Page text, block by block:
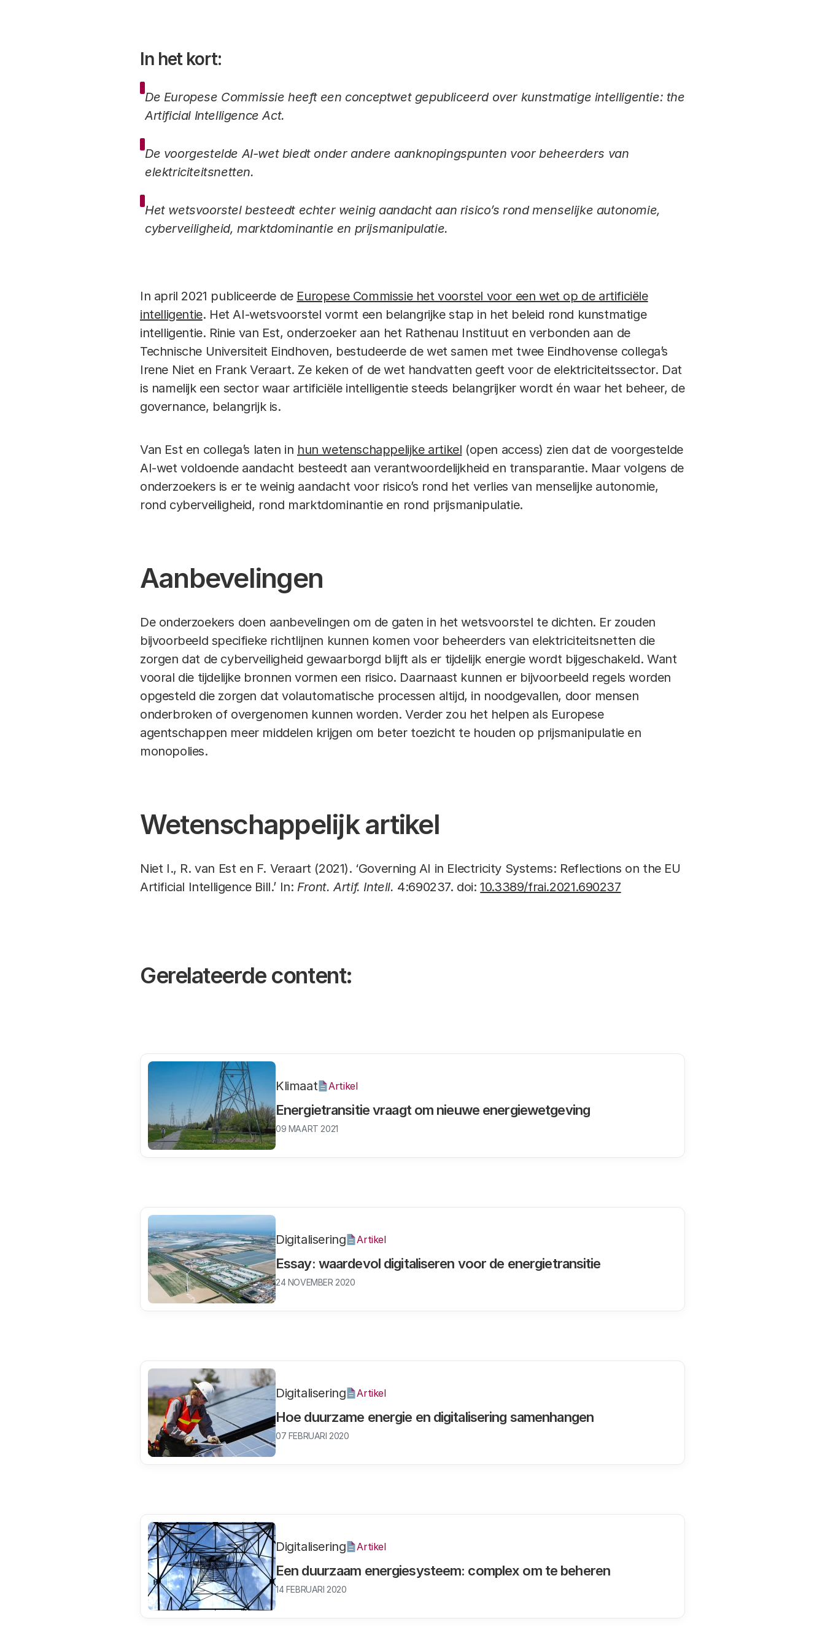
In het kort:
De Europese Commissie heeft een conceptwet gepubliceerd over kunstmatige intelligentie: the
Artificial Intelligence Act.
De voorgestelde AI-wet biedt onder andere aanknopingspunten voor beheerders van
elektriciteitsnetten.
Het wetsvoorstel besteedt echter weinig aandacht aan risico’s rond menselijke autonomie,
cyberveiligheid, marktdominantie en prijsmanipulatie.
In april 2021 publiceerde de Europese Commissie het voorstel voor een wet op de artificiële
intelligentie. Het AI-wetsvoorstel vormt een belangrijke stap in het beleid rond kunstmatige
intelligentie. Rinie van Est, onderzoeker aan het Rathenau Instituut en verbonden aan de
Technische Universiteit Eindhoven, bestudeerde de wet samen met twee Eindhovense collega’s
Irene Niet en Frank Veraart. Ze keken of de wet handvatten geeft voor de elektriciteitssector. Dat
is namelijk een sector waar artificiële intelligentie steeds belangrijker wordt én waar het beheer, de
governance, belangrijk is.
Van Est en collega’s laten in hun wetenschappelijke artikel (open access) zien dat de voorgestelde
AI-wet voldoende aandacht besteedt aan verantwoordelijkheid en transparantie. Maar volgens de
onderzoekers is er te weinig aandacht voor risico’s rond het verlies van menselijke autonomie,
rond cyberveiligheid, rond marktdominantie en rond prijsmanipulatie.
Aanbevelingen
De onderzoekers doen aanbevelingen om de gaten in het wetsvoorstel te dichten. Er zouden
bijvoorbeeld specifieke richtlijnen kunnen komen voor beheerders van elektriciteitsnetten die
zorgen dat de cyberveiligheid gewaarborgd blijft als er tijdelijk energie wordt bijgeschakeld. Want
vooral die tijdelijke bronnen vormen een risico. Daarnaast kunnen er bijvoorbeeld regels worden
opgesteld die zorgen dat volautomatische processen altijd, in noodgevallen, door mensen
onderbroken of overgenomen kunnen worden. Verder zou het helpen als Europese
agentschappen meer middelen krijgen om beter toezicht te houden op prijsmanipulatie en
monopolies.
Wetenschappelijk artikel
Niet I., R. van Est en F. Veraart (2021). ‘Governing AI in Electricity Systems: Reflections on the EU
Artificial Intelligence Bill.’ In: Front. Artif. Intell. 4:690237. doi:10.3389/frai.2021.690237
Gerelateerde content:
Energietransitie vraagt om nieuwe energiewetgeving
Klimaat Artikel
09 MAART 2021
Essay: waardevol digitaliseren voor de energietransitie
Digitalisering Artikel
24 NOVEMBER 2020
Hoe duurzame energie en digitalisering samenhangen
Digitalisering Artikel
07 FEBRUARI 2020
Een duurzaam energiesysteem: complex om te beheren
Digitalisering Artikel
14 FEBRUARI 2020